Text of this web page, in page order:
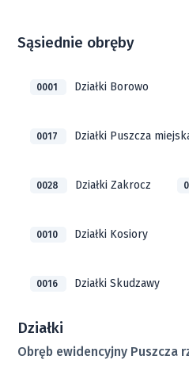
Sąsiednie obręby
0001 Działki Borowo
0017 Działki Puszcza
0028 Działki Zakrocz
0010 Działki Kosiory
0016 Działki Skudzawy
Działki
Obręb ewidencyjny Puszcza